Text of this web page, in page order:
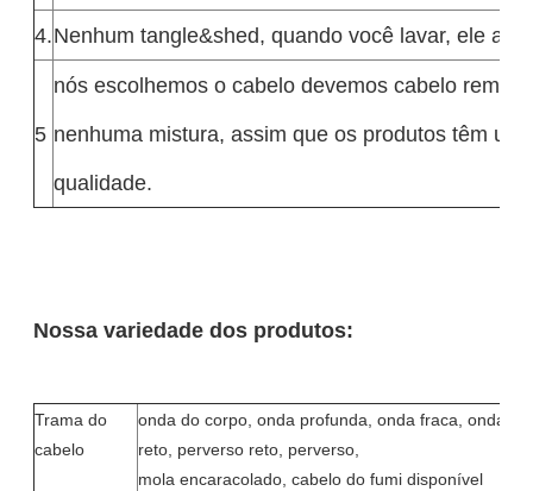
4.Nenhum tangle&shed, quando você lavar, ele a
5
nós escolhemos o cabelo devemos cabelo remy
nenhuma mistura, assim que os produtos têm
qualidade.
Nossa variedade dos produtos:
Trama do
cabelo
onda do corpo, onda profunda, onda fraca, onda
reto, perverso reto, perverso,
mola encaracolado, cabelo do fumi disponível